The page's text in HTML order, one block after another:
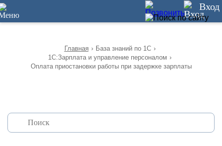
12 Вход
Главная › База знаний по 1С ›
1С:Зарплата и управление персоналом ›
Оплата приостановки работы при задержке зарплаты